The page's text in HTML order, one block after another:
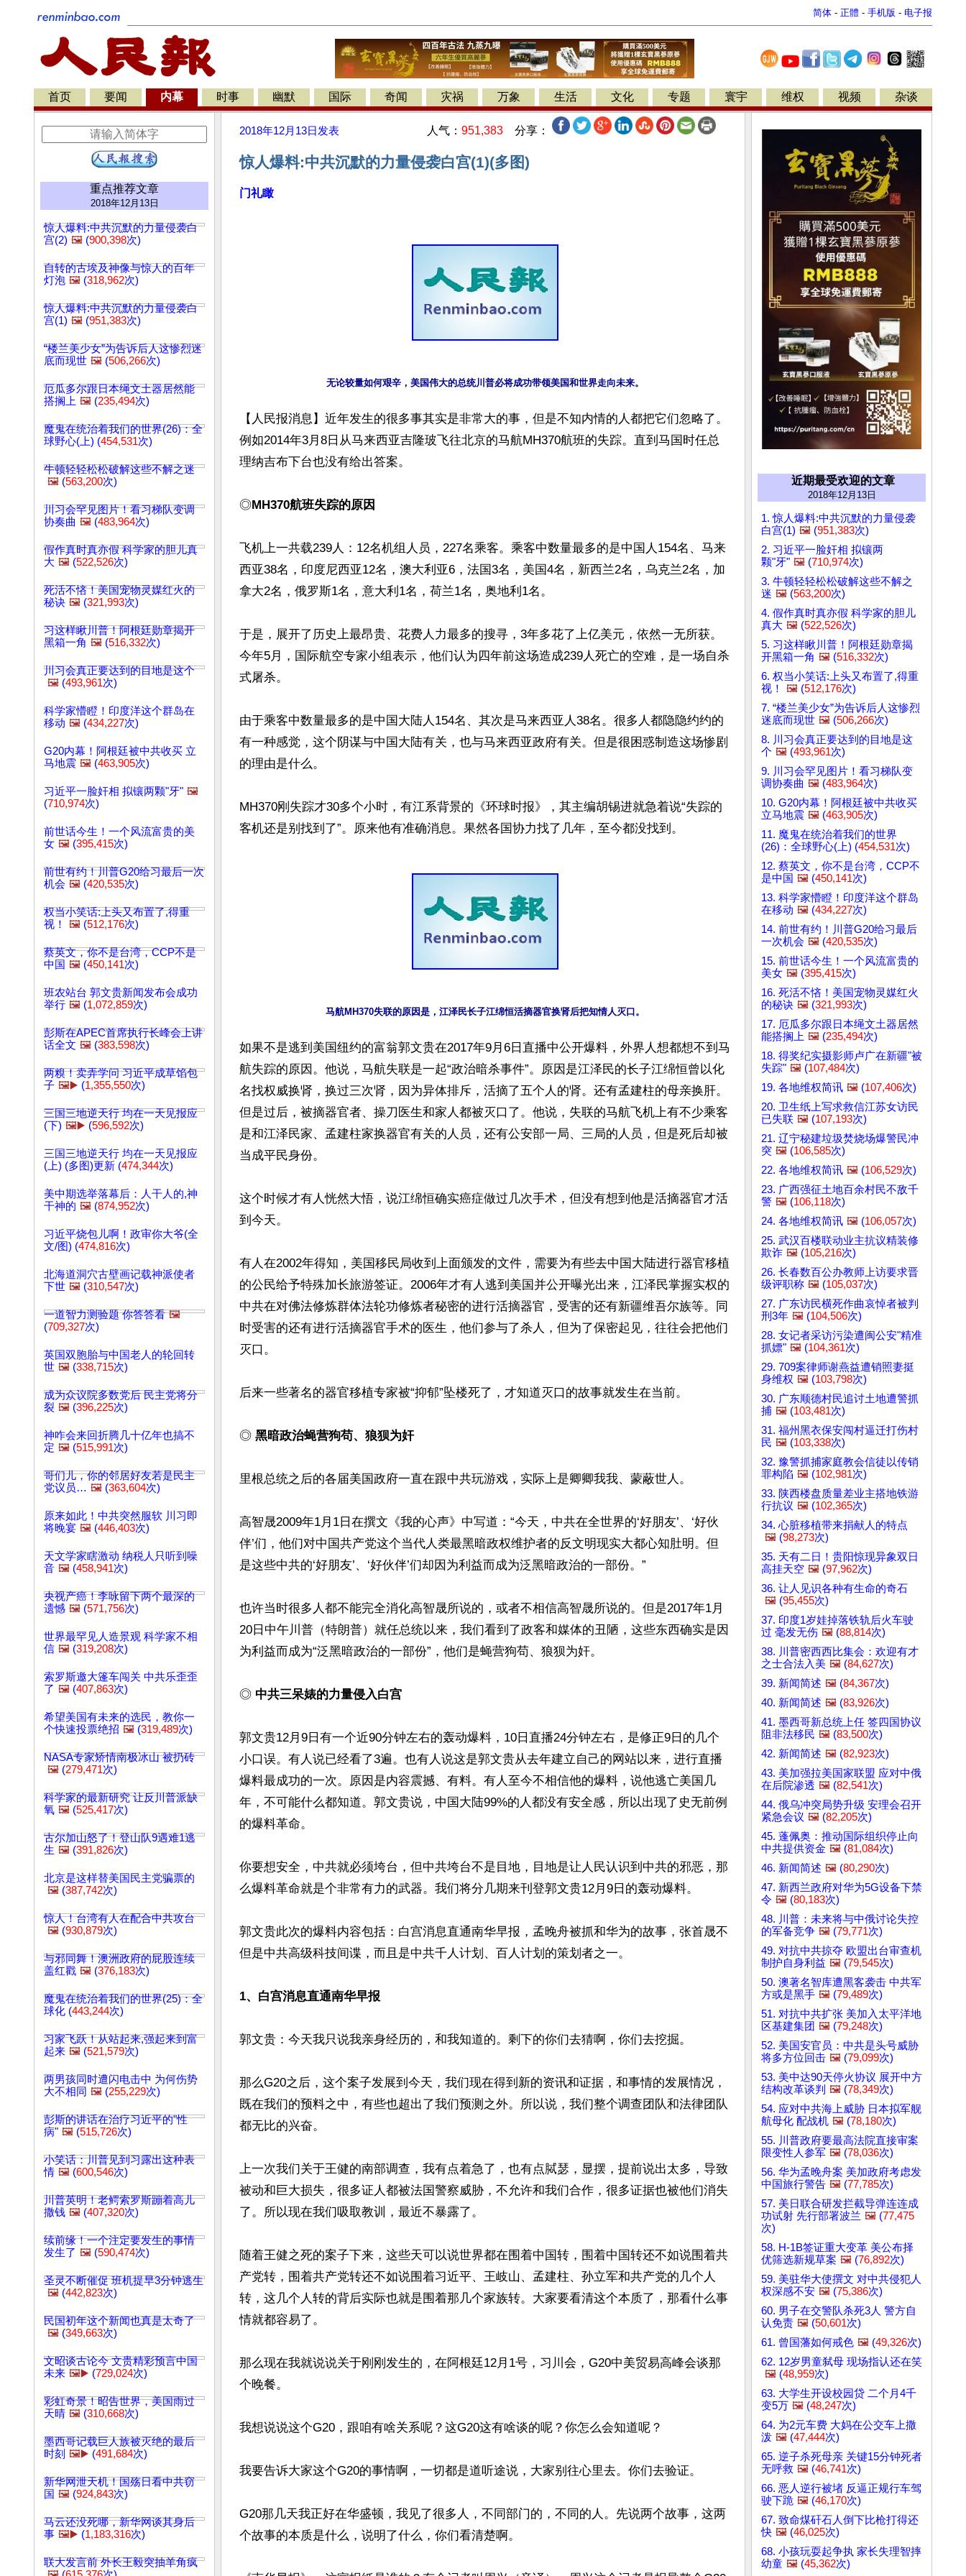
简体 - 正體 - 手机版 - 电子报
首页 要闻 内幕 时事 幽默 国际 奇闻 灾祸 万象 生活 文化 专题 寰宇 维权 视频 杂谈
重点推荐文章
2018年12月13日
惊人爆料:中共沉默的力量侵袭白
宫(2) 🖼️ (900,398次)
自转的古埃及神像与惊人的百年
灯泡 🖼️ (318,962次)
惊人爆料:中共沉默的力量侵袭白
宫(1) 🖼️ (951,383次)
“楼兰美少女”为告诉后人这惨烈迷
底而现世 🖼️ (506,266次)
厄瓜多尔跟日本绳文土器居然能
搭搁上 🖼️ (235,494次)
魔鬼在统治着我们的世界(26)：全
球野心(上) (454,531次)
牛顿轻轻松松破解这些不解之迷
🖼️ (563,200次)
川习会罕见图片！看习梯队变调
协奏曲 🖼️ (483,964次)
假作真时真亦假 科学家的胆儿真
大 🖼️ (522,526次)
死活不悋！美国宠物灵媒红火的
秘诀 🖼️ (321,993次)
习这样瞅川普！阿根廷勋章揭开
黑箱一角 🖼️ (516,332次)
川习会真正要达到的目地是这个
🖼️ (493,961次)
科学家懵瞪！印度洋这个群岛在
移动 🖼️ (434,227次)
G20内幕！阿根廷被中共收买 立
马地震 🖼️ (463,905次)
习近平一脸奸相 拟镶两颗"牙" 🖼️
(710,974次)
前世话今生！一个风流富贵的美
女 🖼️ (395,415次)
前世有约！川普G20给习最后一次
机会 🖼️ (420,535次)
权当小笑话:上头又布置了,得重
视！
🖼️ (512,176次)
蔡英文，你不是台湾，CCP不是
中国 🖼️ (450,141次)
班农站台 郭文贵新闻发布会成功
举行 🖼️ (1,072,859次)
彭斯在APEC首席执行长峰会上讲
话全文 🖼️ (383,598次)
两糗！卖弄学问 习近平成草馅包
子 🖼️▶️ (1,355,550次)
三国三地逆天行 均在一天见报应
(下) 🖼️▶️ (596,592次)
三国三地逆天行 均在一天见报应
(上) (多图)更新 (474,344次)
美中期选举落幕后：人干人的,神
干神的 🖼️ (874,952次)
习近平烧包儿啊！政审你大爷(全
文/图) (474,816次)
北海道洞穴古壁画记载神派使者
下世 🖼️ (310,547次)
一道智力测验题 你答答看 🖼️
(709,327次)
英国双胞胎与中国老人的轮回转
世 🖼️ (338,715次)
成为众议院多数党后 民主党将分
裂 🖼️ (396,225次)
神咋会来回折腾几十亿年也搞不
定 🖼️ (515,991次)
哥们儿，你的邻居好友若是民主
党议员… 🖼️ (363,604次)
原来如此！中共突然服软 川习即
将晚宴 🖼️ (446,403次)
天文学家瞎激动 纳税人只听到噪
音 🖼️ (458,941次)
央视产癌！李咏留下两个最深的
遗憾 🖼️ (571,756次)
世界最罕见人造景观 科学家不相
信 🖼️ (319,208次)
索罗斯邀大篷车闯关 中共乐歪歪
了 🖼️ (407,863次)
希望美国有未来的选民，教你一
个快速投票绝招 🖼️ (319,489次)
NASA专家矫情南极冰山 被扔砖
🖼️ (279,471次)
科学家的最新研究 让反川普派缺
氧 🖼️ (525,417次)
古尔加山怒了！登山队9遇难1逃
生 🖼️ (391,826次)
北京是这样替美国民主党骗票的
🖼️ (387,742次)
惊人！台湾有人在配合中共攻台
🖼️ (930,879次)
与邪同舞！澳洲政府的屁股连续
盖红戳 🖼️ (376,183次)
魔鬼在统治着我们的世界(25)：全
球化 (443,244次)
习家飞跃！从站起来,强起来到富
起来 🖼️ (521,579次)
两男孩同时遭闪电击中 为何伤势
大不相同 🖼️ (255,229次)
彭斯的讲话在治疗习近平的"性
病" 🖼️ (515,726次)
小笑话：川普见到习露出这种表
情 🖼️ (600,546次)
川普英明！老鳄索罗斯蹦着高儿
撒钱 🖼️ (407,320次)
续前缘！一个注定要发生的事情
发生了 🖼️ (590,474次)
圣灵不断催促 班机提早3分钟逃生
🖼️ (442,823次)
民国初年这个新闻也真是太奇了
🖼️ (349,663次)
文昭谈古论今 文贵精彩预言中国
未来 🖼️▶️ (729,024次)
彩虹奇景！昭告世界，美国雨过
天晴 🖼️ (310,668次)
墨西哥记载巨人族被灭绝的最后
时刻 🖼️▶️ (491,684次)
新华网泄天机！国殇日看中共窃
国 🖼️ (924,843次)
马云还没死哪，新华网谈其身后
事 🖼️▶️ (1,183,316次)
联大发言前 外长王毅突抽羊角疯
2018年12月13日 发表 人气： 951,383 分享：
惊人爆料:中共沉默的力量侵袭白宫(1)(多图)
门礼瞰
无论较量如何艰辛，美国伟大的总统川普必将成功带领美国和世界走向未来。
【人民报消息】近年发生的很多事其实是非常大的事，但是不知内情的人都把它们忽略了。
例如2014年3月8日从马来西亚吉隆玻飞往北京的马航MH370航班的失踪。直到马国时任总
理纳吉布下台也没有给出答案。
◎MH370航班失踪的原因
飞机上一共载239人：12名机组人员，227名乘客。乘客中数量最多的是中国人154名、马来
西亚38名，印度尼西亚12名，澳大利亚6，法国3名，美国4名，新西兰2名，乌克兰2名，加
拿大2名，俄罗斯1名，意大利1名，荷兰1名，奥地利1名。
于是，展开了历史上最昂贵、花费人力最多的搜寻，3年多花了上亿美元，依然一无所获。
今年5月，国际航空专家小组表示，他们认为四年前这场造成239人死亡的空难，是一场自杀
式屠杀。
由于乘客中数量最多的是中国大陆人154名、其次是马来西亚人38名。很多人都隐隐约约的
有一种感觉，这个阴谋与中国大陆有关，也与马来西亚政府有关。但是很困惑制造这场惨剧
的理由是什么。
MH370刚失踪才30多个小时，有江系背景的《环球时报》，其主编胡锡进就急着说“失踪的
马航MH370失联的原因是，江泽民长子江绵恒活摘器官换肾后把知情人灭口。
如果不是逃到美国纽约的富翁郭文贵在2017年9月6日直播中公开爆料，外界人想都想不到马
航失踪的原因。他说，马航失联是一起“政治暗杀事件”。原因是江泽民的长子江绵恒曾以化
名找权威换肾，换过三次肾，因为异体排斥，活摘了五个人的肾。还有孟建柱的母亲换肝。
但是过后，被摘器官者、操刀医生和家人都被灭口了。他说，失联的马航飞机上有不少乘客
是和江泽民家、孟建柱家换器官有关的人员，还有公安部一局、三局的人员，但是死后却被
当成平民身份。
这个时候才有人恍然大悟，说江绵恒确实癌症做过几次手术，但没有想到他是活摘器官才活
到今天。
有人在2002年得知，美国移民局收到上面颁发的文件，需要为有些去中国大陆进行器官移植
的公民给予特殊加长旅游签证。2006年才有人逃到美国并公开曝光出来，江泽民掌握实权的
中共在对佛法修炼群体法轮功修炼者秘密的进行活摘器官，受害的还有新疆维吾尔族等。同
时受害的还有进行活摘器官手术的医生，他们参与了杀人，但为了保密起见，往往会把他们
灭口。
后来一些著名的器官移植专家被“抑郁”坠楼死了，才知道灭口的故事就发生在当前。
◎ 黑暗政治蝇营狗苟、狼狈为奸
里根总统之后的各届美国政府一直在跟中共玩游戏，实际上是卿卿我我、蒙蔽世人。
高智晟2009年1月1日在撰文《我的心声》中写道：“今天，中共在全世界的‘好朋友’、‘好伙
伴’们，他们对中国共产党这个当代人类最黑暗政权维护者的反文明现实大都心知肚明。但
是这些中共的‘好朋友’、‘好伙伴’们却因为利益而成为泛黑暗政治的一部份。”
也许当时很多人都不能完全消化高智晟所说的，或者不相信高智晟所说的。但是2017年1月
20日中午川普（特朗普）就任总统以来，我们看到了政客和媒体的丑陋，这些东西确实是因
为利益而成为“泛黑暗政治的一部份”，他们是蝇营狗苟、狼狈为奸。
◎ 中共三呆婊的力量侵入白宫
郭文贵12月9日有一个近90分钟左右的轰动爆料，10日直播24分钟左右，是修正9日的几个
小口误。有人说已经看了3遍。也有人说这是郭文贵从去年建立自己的网站以来，进行直播
爆料最成功的一次。原因是内容震撼、有料。有人至今不相信他的爆料，说他逃亡美国几
年，不可能什么都知道。郭文贵说，中国大陆99%的人都没有安全感，所以出现了史无前例
的爆料革命。
你要想安全，中共就必须垮台，但中共垮台不是目地，目地是让人民认识到中共的邪恶，那
么爆料革命就是个非常有力的武器。我们将分几期来刊登郭文贵12月9日的轰动爆料。
郭文贵此次的爆料内容包括：白宫消息直通南华早报，孟晚舟被抓和华为的故事，张首晟不
但是中共高级科技间谍，而且是中共千人计划、百人计划的策划者之一。
1、白宫消息直通南华早报
郭文贵：今天我只说我亲身经历的，和我知道的。剩下的你们去猜啊，你们去挖掘。
那么G20之后，这个案子发展到今天，我们现在得到新的资讯和证据，和事情的发展情况，
既在我们的预料之中，有些也超出了我们预测之外。所以说，我们整个调查团队和法律团队
都无比的兴奋。
上一次我们关于王健的南部调查，我有点着急了，也有点脦瑟，显摆，提前说出太多，导致
被动和巨大损失，很多证人都被法国警察威胁，不允许和我们合作，很多证据也被他们消失
了。所以现在我们吸取教训，最近不暴露了。
随着王健之死的案子下来，这些天可以说世界都在围着中国转，围着中国转还不如说围着共
产党转，围着共产党转还不如说围着习近平、王岐山、孟建柱、孙立军和共产党的几个人
转，这几个人转的背后实际也就是围着那几个家族转。大家要看清这个本质了，那看什么事
情就都容易了。
那么现在我就说说关于刚刚发生的，在阿根廷12月1号，习川会，G20中美贸易高峰会谈那
个晚餐。
我想说说这个G20，跟咱有啥关系呢？这G20这有啥谈的呢？你怎么会知道呢？
我要告诉大家这个G20的事情啊，一切都是道听途说，大家别往心里去。你们去验证。
G20那几天我正好在华盛顿，我见了很多人，不同部门的，不同的人。先说两个故事，这两
个故事的本质是什么，说明了什么，你们看清楚啊。
近期最受欢迎的文章
2018年12月13日
1. 惊人爆料:中共沉默的力量侵袭
白宫(1) 🖼️ (951,383次)
2. 习近平一脸奸相 拟镶两
颗"牙" 🖼️ (710,974次)
3. 牛顿轻轻松松破解这些不解之
迷 🖼️ (563,200次)
4. 假作真时真亦假 科学家的胆儿
真大 🖼️ (522,526次)
5. 习这样瞅川普！阿根廷勋章揭
开黑箱一角 🖼️ (516,332次)
6. 权当小笑话:上头又布置了,得重
视！
🖼️ (512,176次)
7. “楼兰美少女”为告诉后人这惨烈
迷底而现世 🖼️ (506,266次)
8. 川习会真正要达到的目地是这
个 🖼️ (493,961次)
9. 川习会罕见图片！看习梯队变
调协奏曲 🖼️ (483,964次)
10. G20内幕！阿根廷被中共收买
立马地震 🖼️ (463,905次)
11. 魔鬼在统治着我们的世界
(26)：全球野心(上) (454,531次)
12. 蔡英文，你不是台湾，CCP不
是中国 🖼️ (450,141次)
13. 科学家懵瞪！印度洋这个群岛
在移动 🖼️ (434,227次)
14. 前世有约！川普G20给习最后
一次机会 🖼️ (420,535次)
15. 前世话今生！一个风流富贵的
美女 🖼️ (395,415次)
16. 死活不悋！美国宠物灵媒红火
的秘诀 🖼️ (321,993次)
17. 厄瓜多尔跟日本绳文土器居然
能搭搁上 🖼️ (235,494次)
18. 得奖纪实摄影师卢广在新疆"被
失踪" 🖼️ (107,484次)
19. 各地维权简讯 🖼️ (107,406次)
20. 卫生纸上写求救信江苏女访民
已失联 🖼️ (107,193次)
21. 辽宁秘建垃圾焚烧场爆警民冲
突 🖼️ (106,585次)
22. 各地维权简讯 🖼️ (106,529次)
23. 广西强征土地百余村民不敌千
警 🖼️ (106,118次)
24. 各地维权简讯 🖼️ (106,057次)
25. 武汉百楼联动业主抗议精装修
欺诈 🖼️ (105,216次)
26. 长春数百公办教师上访要求晋
级评职称 🖼️ (105,037次)
27. 广东访民横死作曲哀悼者被判
刑3年 🖼️ (104,506次)
28. 女记者采访污染遭闽公安"精准
抓嫖" 🖼️ (104,361次)
29. 709案律师谢燕益遭销照妻挺
身维权 🖼️ (103,798次)
30. 广东顺德村民追讨土地遭警抓
捕 🖼️ (103,481次)
31. 福州黑衣保安闯村逼迁打伤村
民 🖼️ (103,338次)
32. 豫警抓捕家庭教会信徒以传销
罪构陷 🖼️ (102,981次)
33. 陕西楼盘质量差业主搭地铁游
行抗议 🖼️ (102,365次)
34. 心脏移植带来捐献人的特点
🖼️ (98,273次)
35. 天有二日！贵阳惊现异象双日
高挂天空 🖼️ (97,962次)
36. 让人见识各种有生命的奇石
🖼️ (95,455次)
37. 印度1岁娃掉落铁轨后火车驶
过 毫发无伤 🖼️ (88,814次)
38. 川普密西西比集会：欢迎有才
之士合法入美 🖼️ (84,627次)
39. 新闻简述 🖼️ (84,367次)
40. 新闻简述 🖼️ (83,926次)
41. 墨西哥新总统上任 签四国协议
阻非法移民 🖼️ (83,500次)
42. 新闻简述 🖼️ (82,923次)
43. 美加强拉美国家联盟 应对中俄
在后院渗透 🖼️ (82,541次)
44. 俄乌冲突局势升级 安理会召开
紧急会议 🖼️ (82,205次)
45. 蓬佩奥：推动国际组织停止向
中共提供资金 🖼️ (81,084次)
46. 新闻简述 🖼️ (80,290次)
47. 新西兰政府对华为5G设备下禁
令 🖼️ (80,183次)
48. 川普：未来将与中俄讨论失控
的军备竞争 🖼️ (79,771次)
49. 对抗中共掠夺 欧盟出台审查机
制护自身利益 🖼️ (79,545次)
50. 澳著名智库遭黑客袭击 中共军
方或是黑手 🖼️ (79,489次)
51. 对抗中共扩张 美加入太平洋地
区基建集团 🖼️ (79,248次)
52. 美国安官员：中共是头号威胁
将多方位回击 🖼️ (79,099次)
53. 美中达90天停火协议 展开中方
结构改革谈判 🖼️ (78,349次)
54. 应对中共海上威胁 日本拟军舰
航母化 配战机 🖼️ (78,180次)
55. 川普政府要最高法院直接审案
限变性人参军 🖼️ (78,036次)
56. 华为孟晚舟案 美加政府考虑发
中国旅行警告 🖼️ (77,785次)
57. 美日联合研发拦截导弹连连成
功试射 先行部署波兰 🖼️ (77,475
次)
58. H-1B签证重大变革 美公布择
优筛选新规草案 🖼️ (76,892次)
59. 美驻华大使撰文 对中共侵犯人
权深感不安 🖼️ (75,386次)
60. 男子在交警队杀死3人 警方自
认免责 🖼️ (50,601次)
61. 曾国藩如何戒色 🖼️ (49,326次)
62. 12岁男童弑母 现场指认还在笑
🖼️ (48,959次)
63. 大学生开设校园贷 二个月4千
变5万 🖼️ (48,247次)
64. 为2元车费 大妈在公交车上撒
泼 🖼️ (47,444次)
65. 逆子杀死母亲 关键15分钟死者
无呼救 🖼️ (46,741次)
66. 恶人逆行被堵 反逼正规行车驾
驶下跪 🖼️ (46,170次)
67. 致命煤矸石人倒下比枪打得还
快 🖼️ (46,025次)
68. 小孩玩耍起争执 家长失理智摔
幼童 🖼️ (45,362次)